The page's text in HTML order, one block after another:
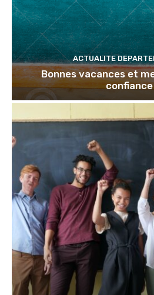
ACTUALITE
Bonnes vacances et
confiance